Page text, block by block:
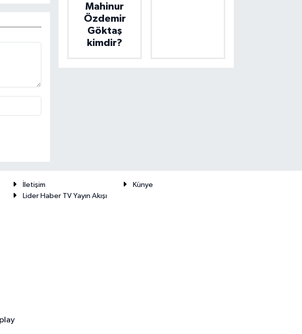
Mahinur
Özdemir
Göktaş
kimdir?
İletişim
Künye
Lider Haber TV Yayın Akışı